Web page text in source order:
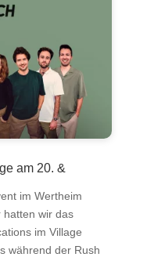
am 20. &
im Wertheim
hatten wir das
im Village
während der Rush